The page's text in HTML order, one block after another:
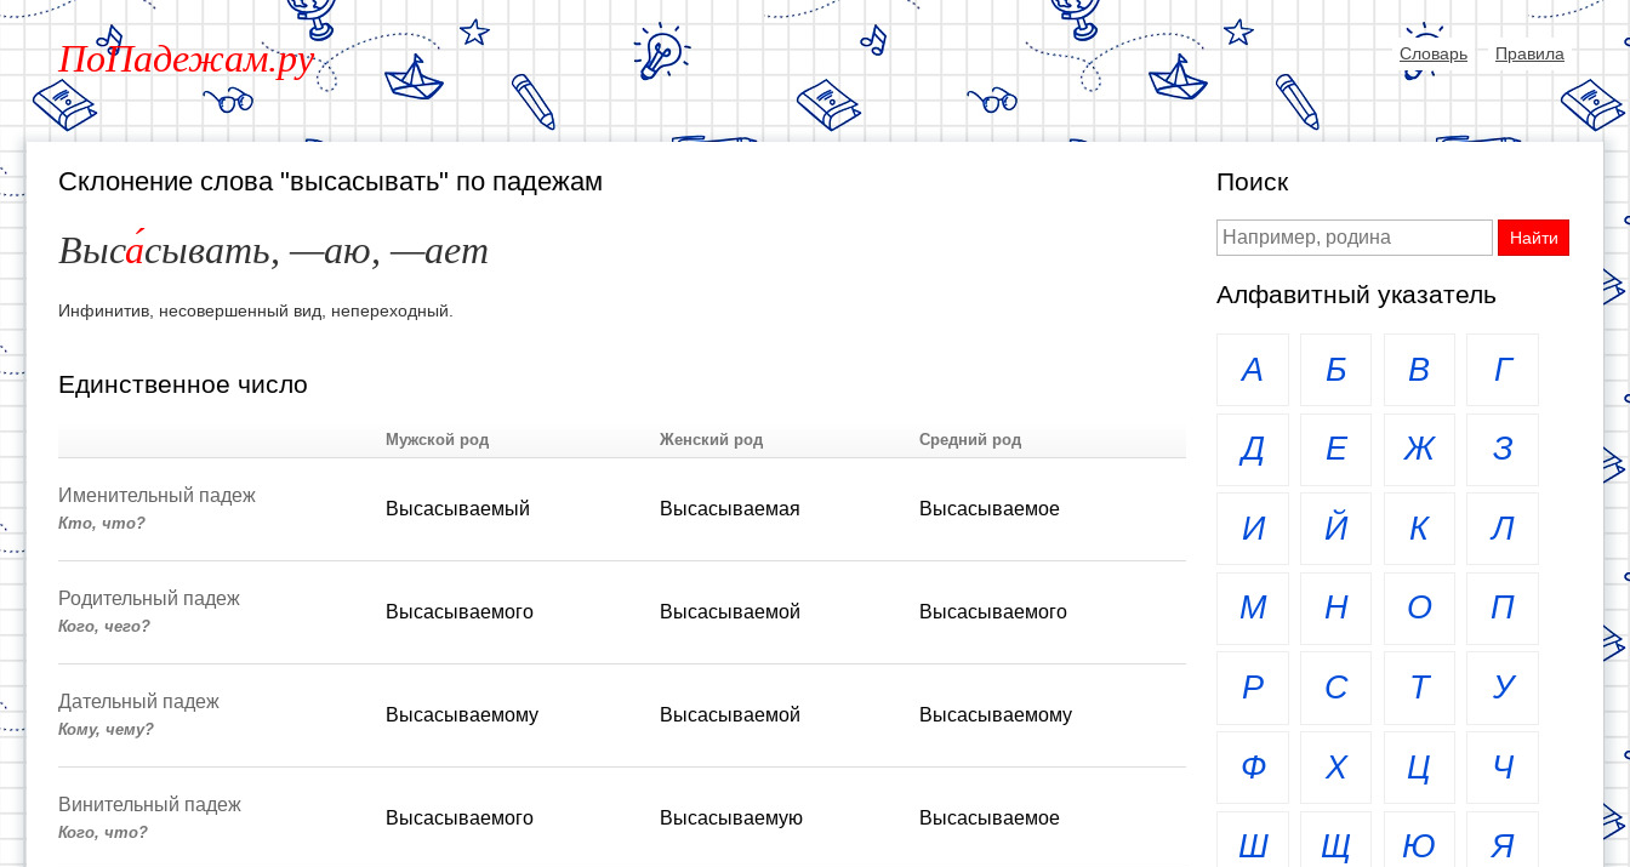
ПоПадежам.ру Словарь Правила
Склонение слова "высасывать" по падежам
Высасывать, —аю, —ает
Инфинитив, несовершенный вид, непереходный.
Единственное число
Мужской род Женский род Средний род
Именительный падеж
Кто, что?
Высасываемый Высасываемая Высасываемое
Родительный падеж
Кого, чего?
Высасываемого Высасываемой Высасываемого
Дательный падеж
Кому, чему?
Высасываемому Высасываемой Высасываемому
Винительный падеж
Кого, что?
Высасываемого Высасываемую Высасываемое
Поиск
Алфавитный указатель
А Б В Г
Д Е Ж З
И Й К Л
М Н О П
Р С Т У
Ф Х Ц Ч
Ш Щ Ю Я